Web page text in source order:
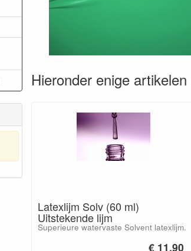
Hieronder enige
Latexlijm Solv (60 ml)
Uitstekende lijm
Superieure watervaste Solvent latexlijm.
€ 11.90